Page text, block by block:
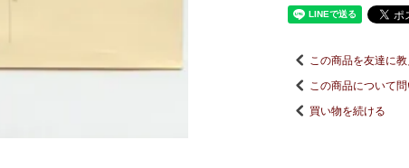
この商品を友達に
この商品について
買い物を続ける